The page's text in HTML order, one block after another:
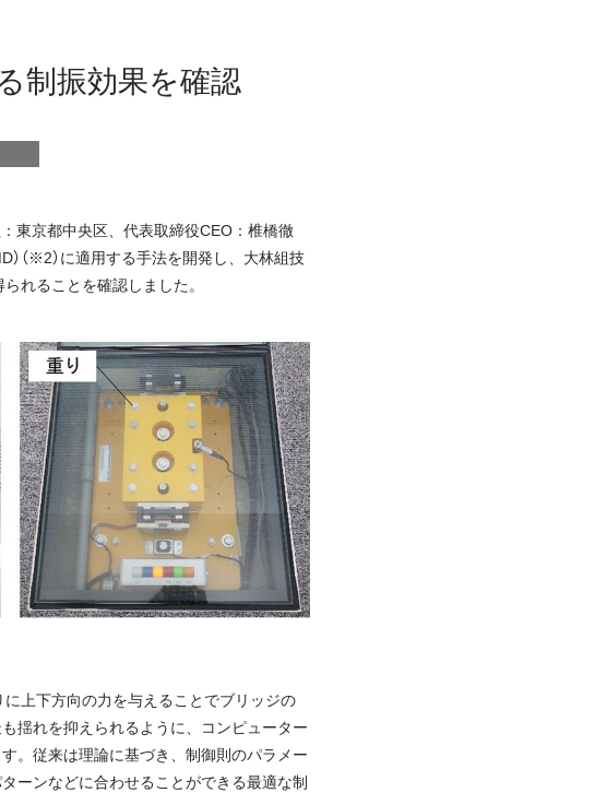
制振効果を確認
東京都中央区、代表取締役CEO：椎橋徹
）（※2）に適用する手法を開発し、大林組技
れることを確認しました。
上下方向の力を与えることでブリッジの
揺れを抑えられるように、コンピューター
。従来は理論に基づき、制御則のパラメー
ーンなどに合わせることができる最適な制